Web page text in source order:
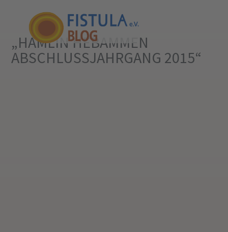
„HAMLIN HEBAMMEN
ABSCHLUSSJAHRGANG 2015“